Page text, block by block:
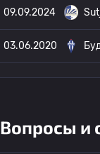
09.09.2024
03.06.2020
Вопросы и